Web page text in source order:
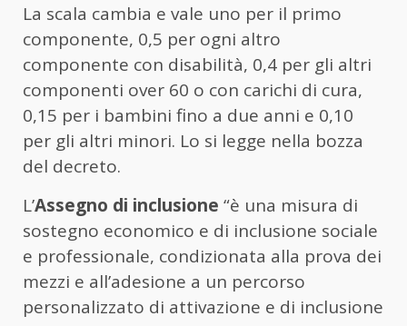
La scala cambia e vale uno per il primo
componente, 0,5 per ogni altro
componente con disabilità, 0,4 per gli altri
componenti over 60 o con carichi di cura,
0,15 per i bambini fino a due anni e 0,10
per gli altri minori. Lo si legge nella bozza
del decreto.
L’Assegno di inclusione “è una misura di
sostegno economico e di inclusione sociale
e professionale, condizionata alla prova dei
mezzi e all’adesione a un percorso
personalizzato di attivazione e di inclusione